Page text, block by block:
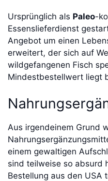
Ursprünglich als Paleo-
Essenslieferdienst
Angebot um einen
erweitert, der sich auf
wildgefangenen Fisch
Mindestbestellwert liegt
Aus irgendeinem Grund
einem gewaltigen
sind teilweise so absurd
Bestellung aus den USA